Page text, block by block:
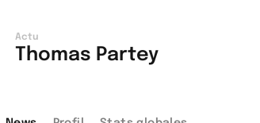
Actu
Thomas Partey